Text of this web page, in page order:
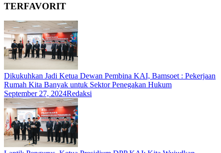
TERFAVORIT
Dikukuhkan Jadi Ketua Dewan Pembina KAI, Bamsoet : Pekerjaan
Rumah Kita Banyak untuk Sektor Penegakan Hukum
September 27, 2024Redaksi